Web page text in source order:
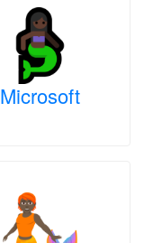
Microsoft